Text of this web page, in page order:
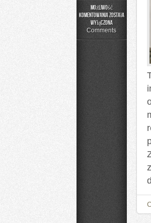
Możliwość
komentowania
Zdrowie
Regeneracja
została
wyłączona
Comments